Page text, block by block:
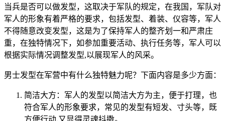
当兵是否可以做发型，这取决于军队的规定，在我国，军队对
军人的形象有着严格的要求，包括发型、着装、仪容等，军人
不得随意改变发型，这是为了保持军人的整齐划一和严肃庄
重，在独特情况下，如参加重要活动、执行任务等，军人可以
根据实际情况调整发型,以展现军人的风采。
男士发型在军营中有什么独特魅力呢？下面内容是多少方面：
简洁大方：军人的发型以简洁大方为主，便于打理，也
符合军人的形象要求，常见的发型有短发、寸头等，既
方便行动,又显得灵魂抖擞。